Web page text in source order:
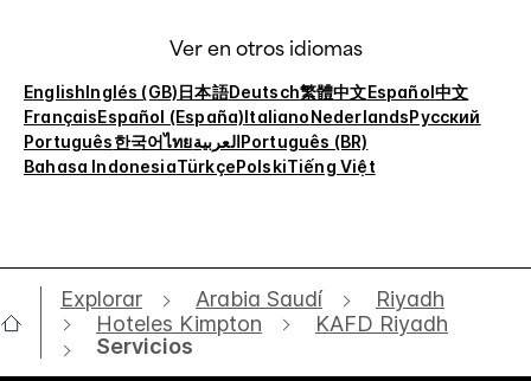
Ver en otros idiomas
EnglishInglés (GB)日本語Deutsch繁體中文Español中文
FrançaisEspañol (España)ItalianoNederlandsРусский
Português한국어ไทยالعربيةPortuguês (BR)
Bahasa IndonesiaTürkçePolskiTiếng Việt
Explorar Arabia Saudí
Riyadh
Hoteles Kimpton
KAFD Riyadh
Servicios